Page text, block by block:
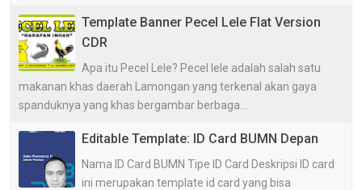
Template Banner Pecel Lele Flat Version
CDR
Apa itu Pecel Lele? Pecel lele adalah salah satu
makanan khas daerah Lamongan yang terkenal akan gaya
spanduknya yang khas bergambar berbaga...
Editable Template: ID Card BUMN Depan
Nama ID Card BUMN Tipe ID Card Deskripsi ID card
ini merupakan template id card yang bisa